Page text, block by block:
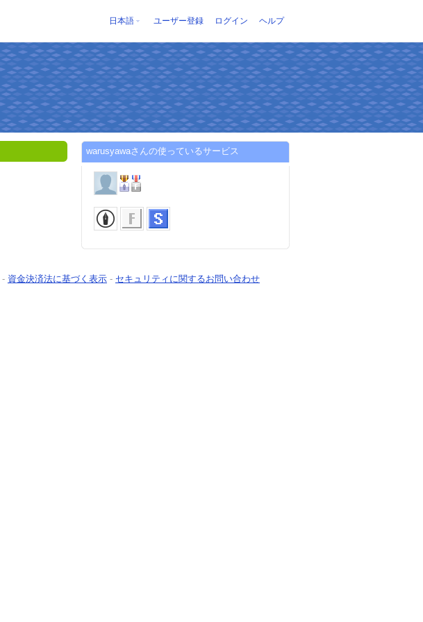
日本語 ユーザー登録 ログイン ヘルプ
warusyawaさんの使っているサービス
- 資金決済法に基づく表示 - セキュリティに関するお問い合わせ